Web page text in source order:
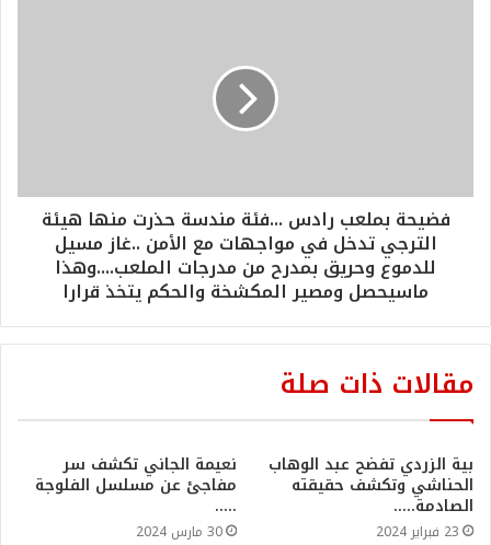
فضيحة بملعب رادس ...فئة مندسة حذرت منها هيئة
الترجي تدخل في مواجهات مع الأمن ..غاز مسيل
للدموع وحريق بمدرح من مدرجات الملعب....وهذا
ماسيحصل ومصير المكشخة والحكم يتخذ قرارا
مقالات ذات صلة
بية الزردي تفضح عبد الوهاب
الحناشي وتكشف حقيقته
الصادمة…..
23 فبراير 2024
نعيمة الجاني تكشف سر
مفاجئ عن مسلسل الفلوجة
…..
30 مارس 2024